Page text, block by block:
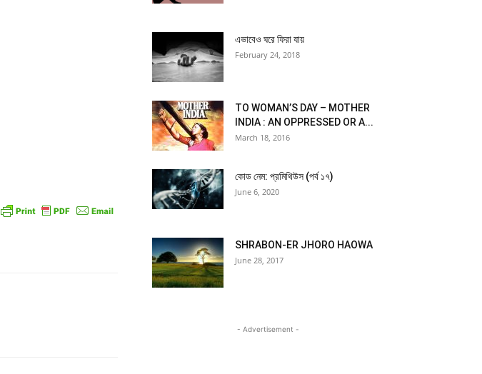
এভাবেও ঘরে ফিরা যায়
February 24, 2018
TO WOMAN’S DAY – MOTHER
INDIA : AN OPPRESSED OR A...
March 18, 2016
কোড নেম: প্রমিথিউস (পর্ব ১৭)
June 6, 2020
SHRABON-ER JHORO HAOWA
June 28, 2017
- Advertisement -